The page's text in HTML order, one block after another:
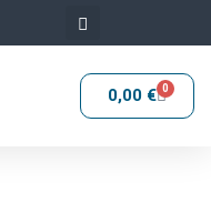
0,00 € 0